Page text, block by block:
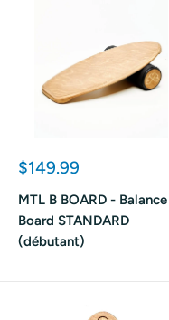
Prix
$149.99
MTL B BOARD - Balance
Board STANDARD
(débutant)